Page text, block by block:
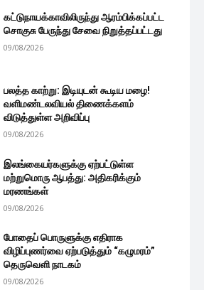
கட்டுநாயக்காவிலிருந்து ஆரம்பிக்கப்பட்ட
சொகுசு பேருந்து சேவை நிறுத்தப்பட்டது
09/08/2026
பலத்த காற்று: இடியுடன் கூடிய மழை!
வளிமண்டலவியல் திணைக்களம்
விடுத்துள்ள அறிவிப்பு
09/08/2026
இலங்கையர்களுக்கு ஏற்பட்டுள்ள
மற்றுமொரு ஆபத்து: அதிகரிக்கும்
மரணங்கள்
09/08/2026
போதைப் பொருளுக்கு எதிராக
விழிப்புணர்வை ஏற்படுத்தும் “கழுமரம்”
தெருவெளி நாடகம்
09/08/2026